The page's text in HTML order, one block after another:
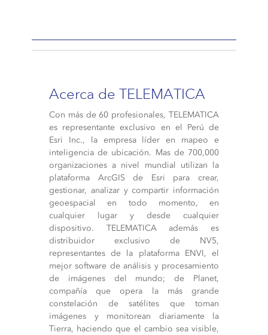
Acerca de TELEMATICA
Con más de 60 profesionales, TELEMATICA
es representante exclusivo en el Perú de
Esri Inc., la empresa líder en mapeo e
inteligencia de ubicación. Mas de 700,000
organizaciones a nivel mundial utilizan la
plataforma ArcGIS de Esri para crear,
gestionar, analizar y compartir información
geoespacial en todo momento, en
cualquier lugar y desde cualquier
dispositivo. TELEMATICA además es
distribuidor exclusivo de NV5,
representantes de la plataforma ENVI, el
mejor software de análisis y procesamiento
de imágenes del mundo; de Planet,
compañía que opera la más grande
constelación de satélites que toman
imágenes y monitorean diariamente la
Tierra, haciendo que el cambio sea visible,